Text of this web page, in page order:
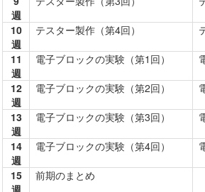
週
10
週
テスター製作（第4回）
11
週
電子ブロックの実験（第1回）
12
週
電子ブロックの実験（第2回）
13
週
電子ブロックの実験（第3回）
14
週
電子ブロックの実験（第4回）
15
週
前期のまとめ